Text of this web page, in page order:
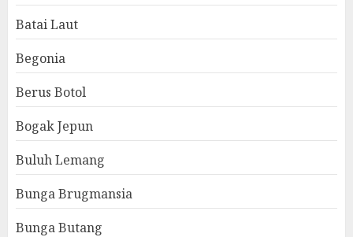
Batai Laut
Begonia
Berus Botol
Bogak Jepun
Buluh Lemang
Bunga Brugmansia
Bunga Butang